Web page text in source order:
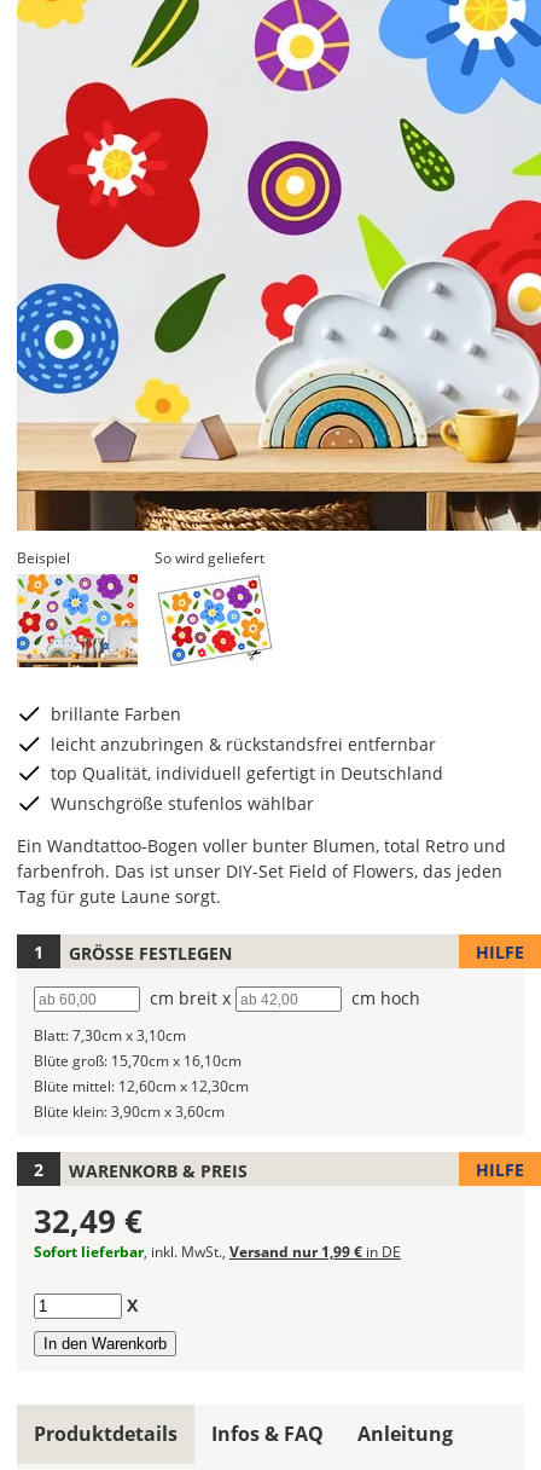
Beispiel So wird geliefert
brillante Farben
leicht anzubringen & rückstandsfrei entfernbar
top Qualität, individuell gefertigt in Deutschland
Wunschgröße stufenlos wählbar
Ein Wandtattoo-Bogen voller bunter Blumen, total Retro und
farbenfroh. Das ist unser DIY-Set Field of Flowers, das jeden
Tag für gute Laune sorgt.
Hier
Du
die
Größe
Deines
Wandtattoos
Die
voreingestellte
Größe
die
erforderliche
Mindestgröße.
Wandtattoo
GRÖSSE FESTLEGEN HILFE
Breite cm breit x Höhe cm hoch
Blatt:7,30cm x 3,10cm
Blüte groß: 15,70cm x 16,10cm
Blüte mittel: 12,60cm x 12,30cm
Blüte klein:3,90cm x 3,60cm
WARENKORB & PREIS HILFE
32,49 €
Sofort lieferbar, inkl. MwSt., Versand nur 1,99 € in DE
Anzahl X
Produktdetails Infos & FAQ Anleitung